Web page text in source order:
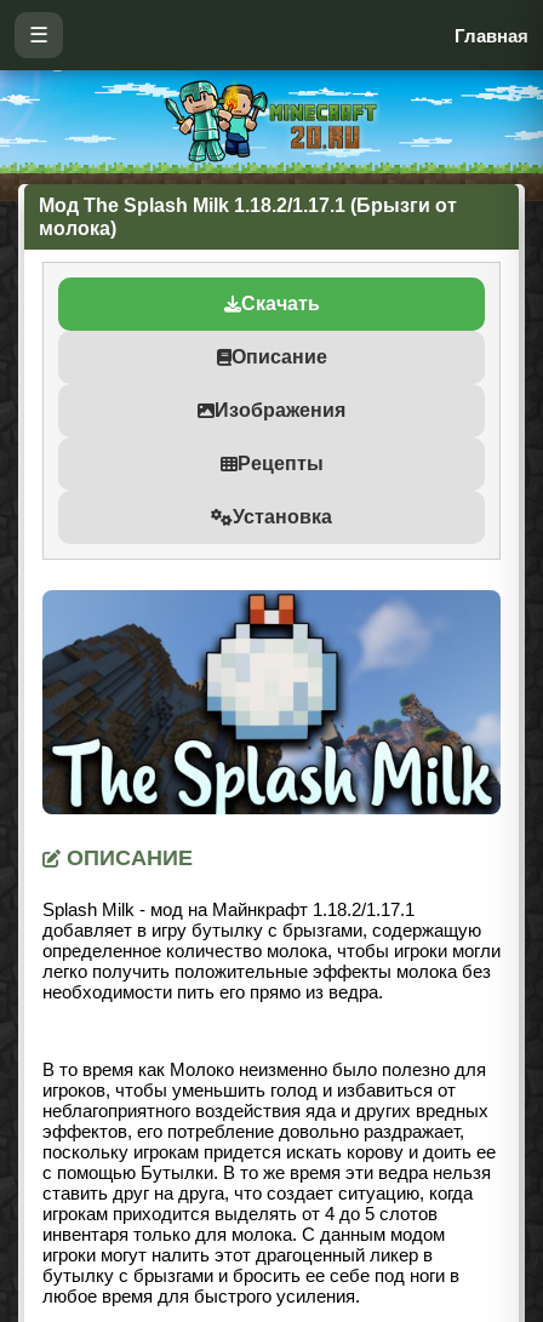
☰ Главная
Мод The Splash Milk 1.18.2/1.17.1 (Брызги от
молока)
Скачать
Описание
Изображения
Рецепты
Установка
ОПИСАНИЕ
Splash Milk - мод на Майнкрафт 1.18.2/1.17.1
добавляет в игру бутылку с брызгами, содержащую
определенное количество молока, чтобы игроки могли
легко получить положительные эффекты молока без
необходимости пить его прямо из ведра.
В то время как Молоко неизменно было полезно для
игроков, чтобы уменьшить голод и избавиться от
неблагоприятного воздействия яда и других вредных
эффектов, его потребление довольно раздражает,
поскольку игрокам придется искать корову и доить ее
с помощью Бутылки. В то же время эти ведра нельзя
ставить друг на друга, что создает ситуацию, когда
игрокам приходится выделять от 4 до 5 слотов
инвентаря только для молока. С данным модом
игроки могут налить этот драгоценный ликер в
бутылку с брызгами и бросить ее себе под ноги в
любое время для быстрого усиления.